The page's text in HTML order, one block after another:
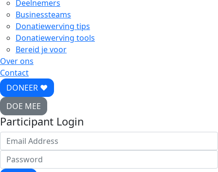
Deelnemers
Businessteams
Donatiewerving tips
Donatiewerving tools
Bereid je voor
Over ons
Contact
DONEER ♥
DOE MEE
Participant Login